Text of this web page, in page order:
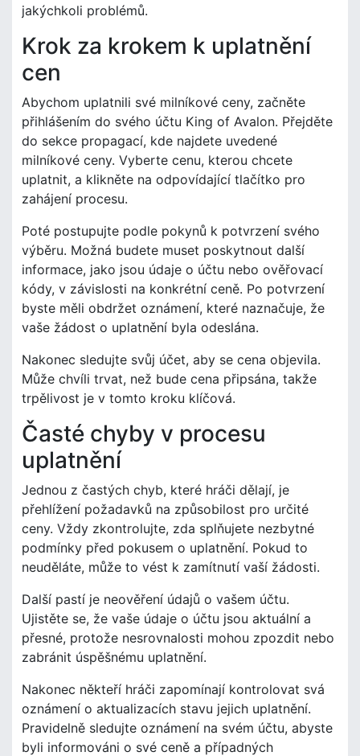
jakýchkoli problémů.
Krok za krokem k uplatnění
cen
Abychom uplatnili své milníkové ceny, začněte
přihlášením do svého účtu King of Avalon. Přejděte
do sekce propagací, kde najdete uvedené
milníkové ceny. Vyberte cenu, kterou chcete
uplatnit, a klikněte na odpovídající tlačítko pro
zahájení procesu.
Poté postupujte podle pokynů k potvrzení svého
výběru. Možná budete muset poskytnout další
informace, jako jsou údaje o účtu nebo ověřovací
kódy, v závislosti na konkrétní ceně. Po potvrzení
byste měli obdržet oznámení, které naznačuje, že
vaše žádost o uplatnění byla odeslána.
Nakonec sledujte svůj účet, aby se cena objevila.
Může chvíli trvat, než bude cena připsána, takže
trpělivost je v tomto kroku klíčová.
Časté chyby v procesu
uplatnění
Jednou z častých chyb, které hráči dělají, je
přehlížení požadavků na způsobilost pro určité
ceny. Vždy zkontrolujte, zda splňujete nezbytné
podmínky před pokusem o uplatnění. Pokud to
neuděláte, může to vést k zamítnutí vaší žádosti.
Další pastí je neověření údajů o vašem účtu.
Ujistěte se, že vaše údaje o účtu jsou aktuální a
přesné, protože nesrovnalosti mohou zpozdit nebo
zabránit úspěšnému uplatnění.
Nakonec někteří hráči zapomínají kontrolovat svá
oznámení o aktualizacích stavu jejich uplatnění.
Pravidelně sledujte oznámení na svém účtu, abyste
byli informováni o své ceně a případných